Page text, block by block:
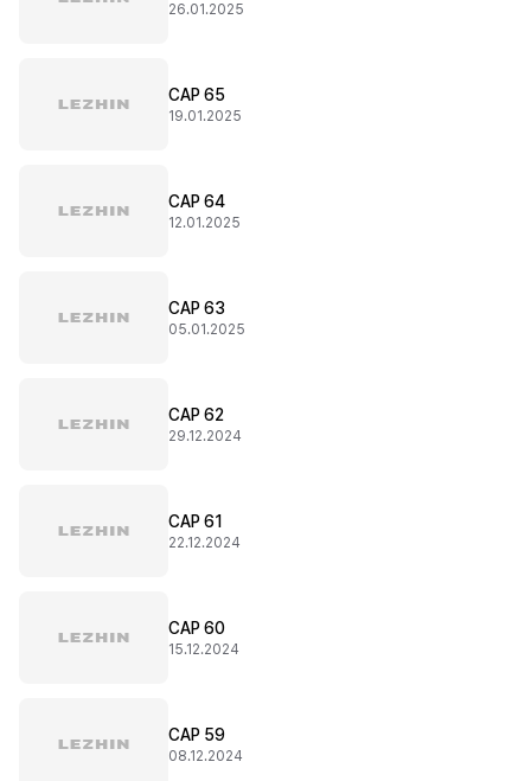
26.01.2025
CAP 65
19.01.2025
CAP 64
12.01.2025
CAP 63
05.01.2025
CAP 62
29.12.2024
CAP 61
22.12.2024
CAP 60
15.12.2024
CAP 59
08.12.2024